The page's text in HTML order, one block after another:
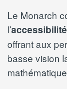
Le Monarch
l’
offrant aux
basse vision